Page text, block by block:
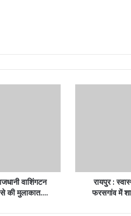
वाशिंगटन
की मुलाकात….
रायपुर :
फरसगांव में